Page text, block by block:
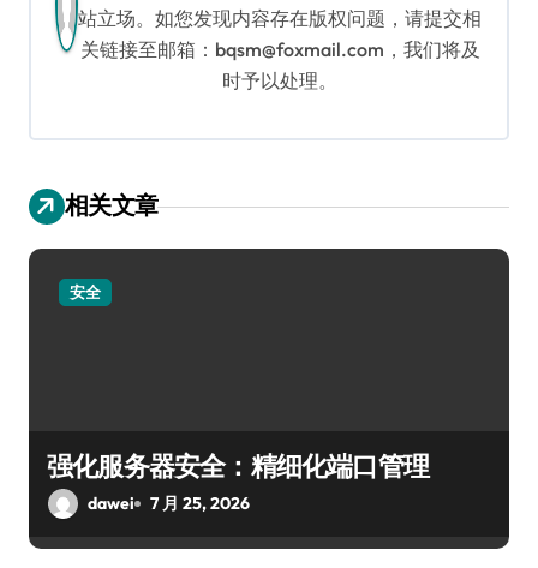
站立场。如您发现内容存在版权问题，请提交相
关链接至邮箱：bqsm@foxmail.com，我们将及
时予以处理。
相关文章
安全
强化服务器安全：精细化端口管理
dawei 7 月 25, 2026